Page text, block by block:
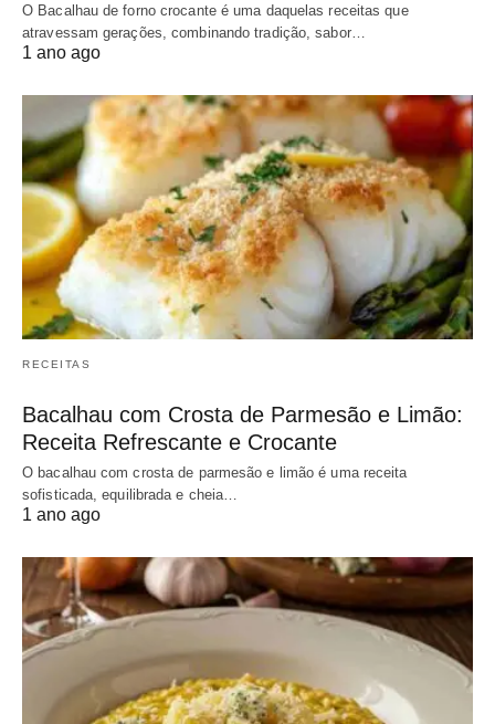
O Bacalhau de forno crocante é uma daquelas receitas que
atravessam gerações, combinando tradição, sabor…
1 ano ago
RECEITAS
Bacalhau com Crosta de Parmesão e Limão:
Receita Refrescante e Crocante
O bacalhau com crosta de parmesão e limão é uma receita
sofisticada, equilibrada e cheia…
1 ano ago